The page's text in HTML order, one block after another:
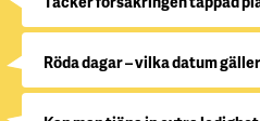
Röda dagar – vilka datum